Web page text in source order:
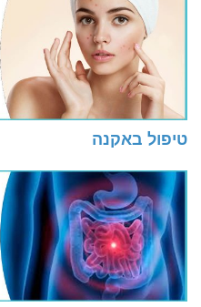
טיפול באקנה